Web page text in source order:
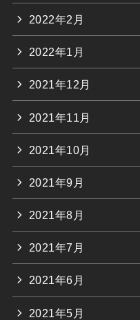
2022年2月
2022年1月
2021年12月
2021年11月
2021年10月
2021年9月
2021年8月
2021年7月
2021年6月
2021年5月